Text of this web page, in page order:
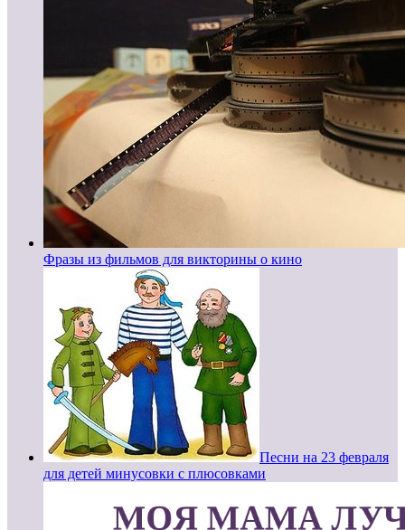
Фразы из фильмов для викторины о кино
Песни на 23 февраля
для детей минусовки с плюсовками